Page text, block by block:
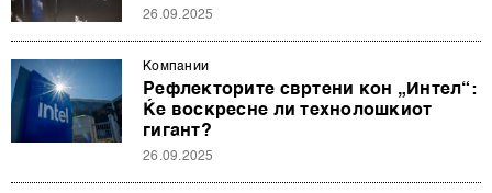
26.09.2025
Компании
Рефлекторите свртени кон „Интел“:
Ќе воскресне ли технолошкиот
гигант?
26.09.2025